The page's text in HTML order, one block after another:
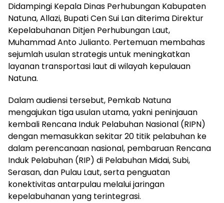
Didampingi Kepala Dinas Perhubungan Kabupaten
Natuna, Allazi, Bupati Cen Sui Lan diterima Direktur
Kepelabuhanan Ditjen Perhubungan Laut,
Muhammad Anto Julianto. Pertemuan membahas
sejumlah usulan strategis untuk meningkatkan
layanan transportasi laut di wilayah kepulauan
Natuna.
Dalam audiensi tersebut, Pemkab Natuna
mengajukan tiga usulan utama, yakni peninjauan
kembali Rencana Induk Pelabuhan Nasional (RIPN)
dengan memasukkan sekitar 20 titik pelabuhan ke
dalam perencanaan nasional, pembaruan Rencana
Induk Pelabuhan (RIP) di Pelabuhan Midai, Subi,
Serasan, dan Pulau Laut, serta penguatan
konektivitas antarpulau melalui jaringan
kepelabuhanan yang terintegrasi.